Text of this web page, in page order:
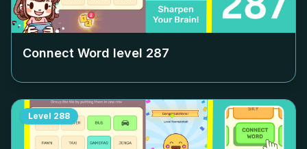
Connect Word level 287
Level 288